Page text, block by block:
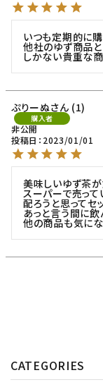
いつも定期的に購
他社のゆず商品と
しかない貴重な商
ぷりーぬ 1
購入者
非公開
投稿日
2023/01/01
美味しいゆず茶が
スーパーで売って
配ろうと思ってセ
あっと言う間に飲
他の商品も気にな
CATEGORIES